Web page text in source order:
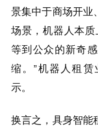
景集中于商场开业
场景，机器人本质
等到公众的新奇
缩。”机器人租
示。
换言之，具身智能